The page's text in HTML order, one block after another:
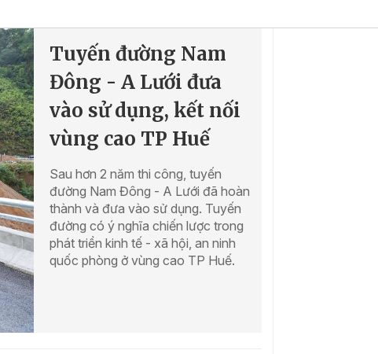
Tuyến đường Nam
Đông - A Lưới đưa
vào sử dụng, kết nối
vùng cao TP Huế
Sau hơn 2 năm thi công, tuyến
đường Nam Đông - A Lưới đã hoàn
thành và đưa vào sử dụng. Tuyến
đường có ý nghĩa chiến lược trong
phát triển kinh tế - xã hội, an ninh
quốc phòng ở vùng cao TP Huế.